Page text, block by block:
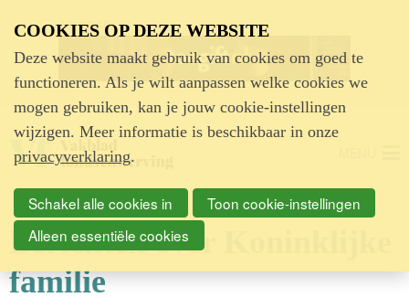
Advertentie
Berichten over Koninklijke
familie
COOKIES OP DEZE WEBSITE
Deze website maakt gebruik van cookies om goed te
functioneren. Als je wilt aanpassen welke cookies we
mogen gebruiken, kan je jouw cookie-instellingen
wijzigen. Meer informatie is beschikbaar in onze
privacyverklaring.
Schakel alle cookies in
Toon cookie-instellingen
Alleen essentiële cookies